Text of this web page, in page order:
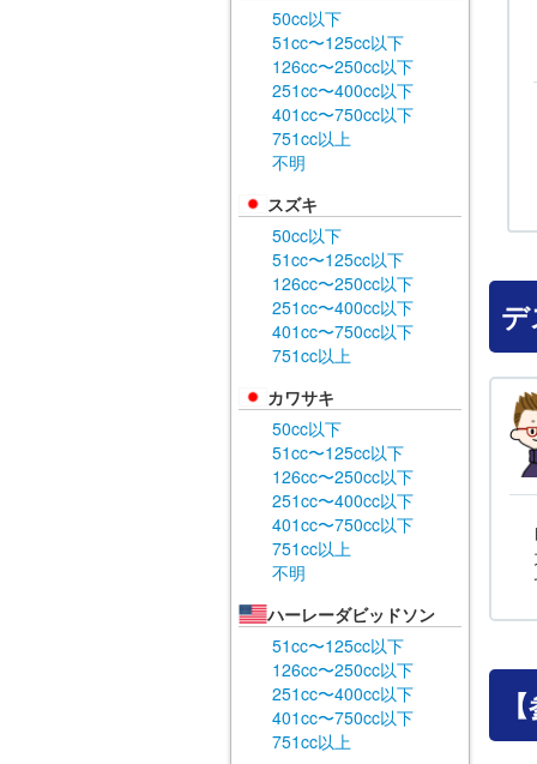
50cc以下
51cc〜125cc以下
126cc〜250cc以下
251cc〜400cc以下
401cc〜750cc以下
751cc以上
不明
スズキ
50cc以下
51cc〜125cc以下
126cc〜250cc以下
251cc〜400cc以下
401cc〜750cc以下
751cc以上
カワサキ
50cc以下
51cc〜125cc以下
126cc〜250cc以下
251cc〜400cc以下
401cc〜750cc以下
751cc以上
不明
ハーレーダビッドソン
51cc〜125cc以下
126cc〜250cc以下
251cc〜400cc以下
401cc〜750cc以下
751cc以上